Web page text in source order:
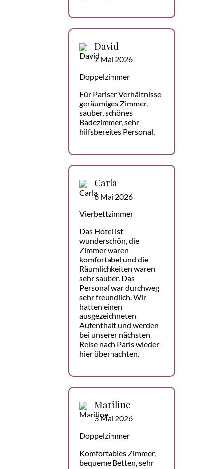
David
7 Mai 2026
Doppelzimmer
Für Pariser Verhältnisse
geräumiges Zimmer,
sauber, schönes
Badezimmer, sehr
hilfsbereites Personal.
Carla
6 Mai 2026
Vierbettzimmer
Das Hotel ist
wunderschön, die
Zimmer waren
komfortabel und die
Räumlichkeiten waren
sehr sauber. Das
Personal war durchweg
sehr freundlich. Wir
hatten einen
ausgezeichneten
Aufenthalt und werden
bei unserer nächsten
Reise nach Paris wieder
hier übernachten.
Mariline
3 Mai 2026
Doppelzimmer
Komfortables Zimmer,
bequeme Betten, sehr